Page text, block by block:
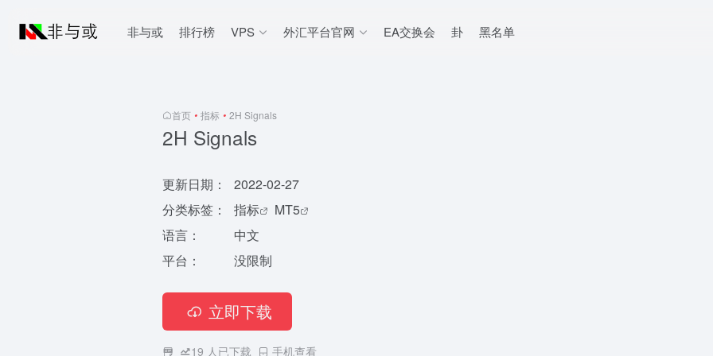
非与或 排行榜 VPS 外汇平台官网 EA交换会 卦 黑名单
首页 • 指标 • 2H Signals
2H Signals
更新日期：
2022-02-27
分类标签：
指标
MT5
语言：
中文
平台：
没限制
立即下载
19 人已下载 手机查看